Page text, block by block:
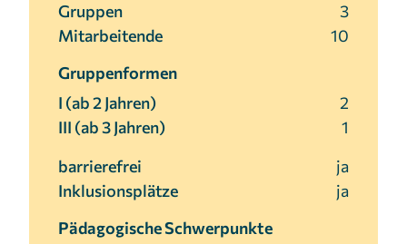
Gruppen
3
Mitarbeitende
10
Gruppenformen
I (ab 2 Jahren)
2
III (ab 3 Jahren)
1
barrierefrei
ja
Inklusionsplätze
ja
Pädagogische Schwerpunkte